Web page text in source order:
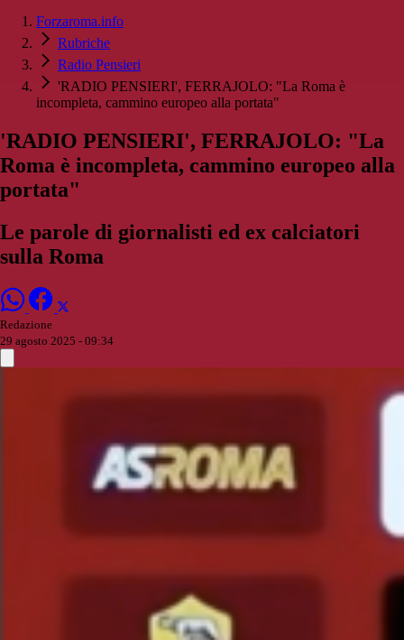
Forzaroma.info
Rubriche
Radio Pensieri
'RADIO PENSIERI', FERRAJOLO: "La Roma è
incompleta, cammino europeo alla portata"
'RADIO PENSIERI', FERRAJOLO: "La
Roma è incompleta, cammino europeo alla
portata"
Le parole di giornalisti ed ex calciatori
sulla Roma
Redazione
29 agosto 2025 - 09:34